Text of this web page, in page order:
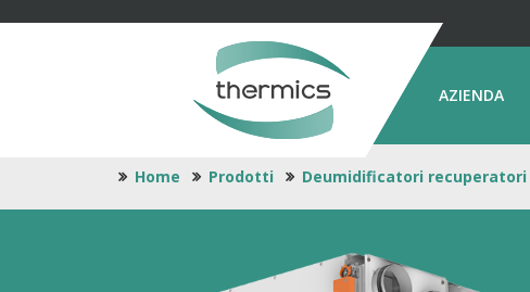
AZIENDA
Home Prodotti Deumidificatori recuperatori